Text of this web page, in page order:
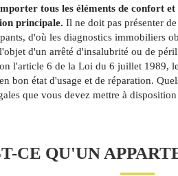
tous les éléments de confort
principale. Il ne doit pas présenter
d'où les diagnostics immobiliers
d'un arrêté d'insalubrité ou de
l'article 6 de la Loi du 6 juillet 1989,
bon état d'usage et de réparation.
que vous devez mettre à
CE QU'UN